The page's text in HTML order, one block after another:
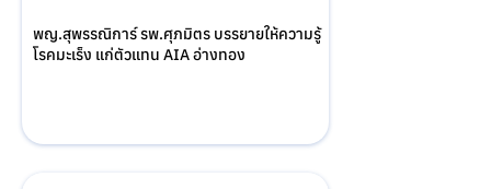
พญ.สุพรรณิการ์ รพ.ศุภมิตร บรรยายให้ความรู้
โรคมะเร็ง แก่ตัวแทน AIA อ่างทอง